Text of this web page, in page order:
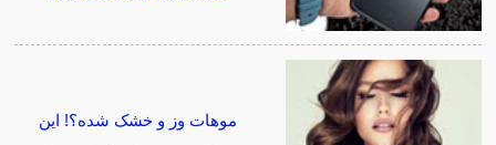
موهات وز و خشک شده؟! این